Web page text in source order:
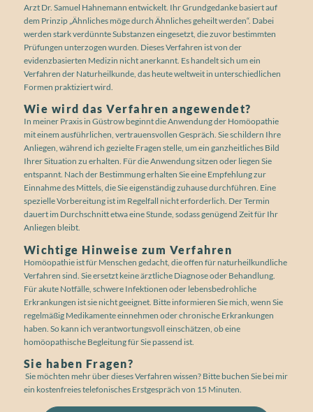
Arzt Dr. Samuel Hahnemann entwickelt. Ihr Grundgedanke basiert auf
dem Prinzip „Ähnliches möge durch Ähnliches geheilt werden“. Dabei
werden stark verdünnte Substanzen eingesetzt, die zuvor bestimmten
Prüfungen unterzogen wurden. Dieses Verfahren ist von der
evidenzbasierten Medizin nicht anerkannt. Es handelt sich um ein
Verfahren der Naturheilkunde, das heute weltweit in unterschiedlichen
Formen praktiziert wird.
Wie wird das Verfahren angewendet?
In meiner Praxis in Güstrow beginnt die Anwendung der Homöopathie
mit einem ausführlichen, vertrauensvollen Gespräch. Sie schildern Ihre
Anliegen, während ich gezielte Fragen stelle, um ein ganzheitliches Bild
Ihrer Situation zu erhalten. Für die Anwendung sitzen oder liegen Sie
entspannt. Nach der Bestimmung erhalten Sie eine Empfehlung zur
Einnahme des Mittels, die Sie eigenständig zuhause durchführen. Eine
spezielle Vorbereitung ist im Regelfall nicht erforderlich. Der Termin
dauert im Durchschnitt etwa eine Stunde, sodass genügend Zeit für Ihr
Anliegen bleibt.
Wichtige Hinweise zum Verfahren
Homöopathie ist für Menschen gedacht, die offen für naturheilkundliche
Verfahren sind. Sie ersetzt keine ärztliche Diagnose oder Behandlung.
Für akute Notfälle, schwere Infektionen oder lebensbedrohliche
Erkrankungen ist sie nicht geeignet. Bitte informieren Sie mich, wenn Sie
regelmäßig Medikamente einnehmen oder chronische Erkrankungen
haben. So kann ich verantwortungsvoll einschätzen, ob eine
homöopathische Begleitung für Sie passend ist.
Sie haben Fragen?
Sie möchten mehr über dieses Verfahren wissen? Bitte buchen Sie bei mir
ein kostenfreies telefonisches Erstgespräch von 15 Minuten.